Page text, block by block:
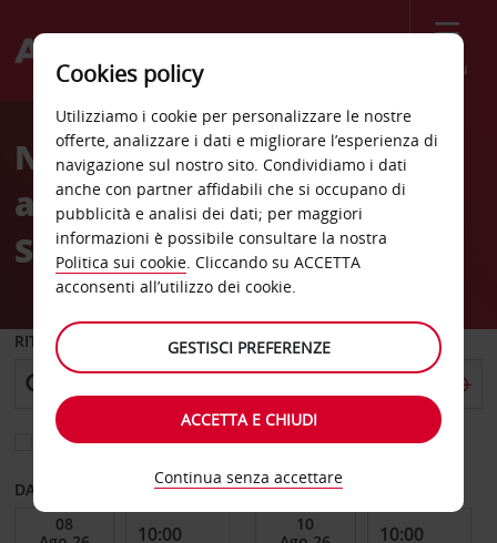
Menù
Welcome
AvisNoleggio auto
all'Aeroporto di Nausori-
Suva (SUV)
RITIRO DA
Scegli una località di riconsegna diversa
DAL GIORNO AL GIORNO
Cookies policy
Utilizziamo i cookie per personalizzare le nostre
offerte, analizzare i dati e migliorare l’esperienza di
navigazione sul nostro sito. Condividiamo i dati
anche con partner affidabili che si occupano di
pubblicità e analisi dei dati; per maggiori
informazioni è possibile consultare la nostra
Politica sui cookie. Cliccando su ACCETTA
acconsenti all’utilizzo dei cookie.
GESTISCI PREFERENZE
ACCETTA E CHIUDI
Continua senza accettare